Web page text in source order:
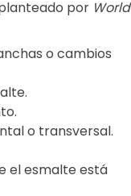
por World
o cambios
o transversal.
el esmalte está